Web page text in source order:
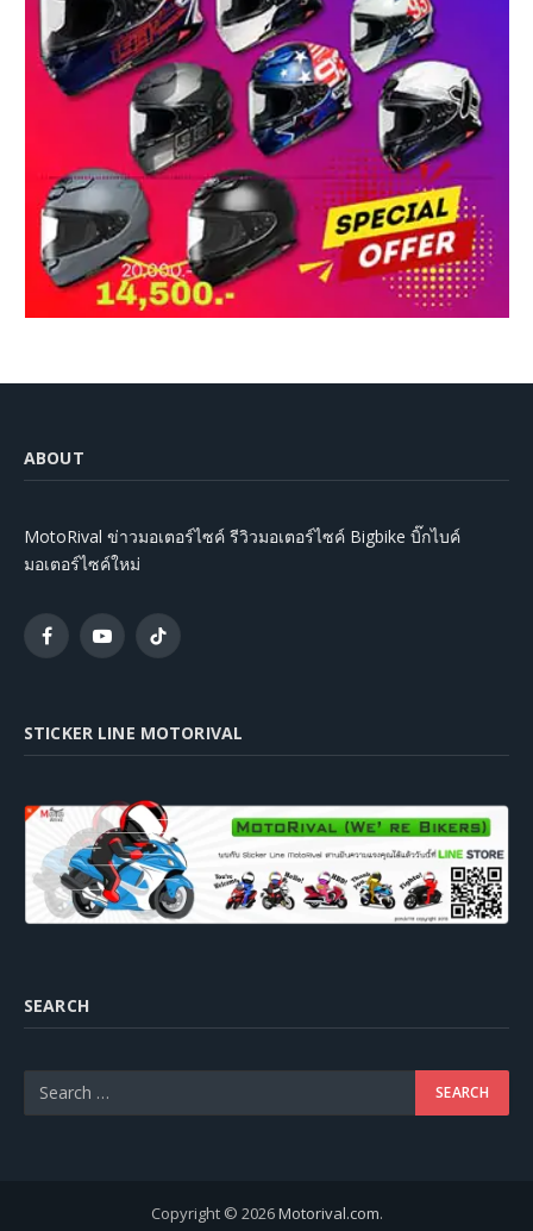
ABOUT
MotoRival ข่าวมอเตอร์ไซค์ รีวิวมอเตอร์ไซค์ Bigbike บิ๊กไบค์
มอเตอร์ไซค์ใหม่
FacebookYouTubeTikTok
STICKER LINE MOTORIVAL
SEARCH
Copyright © 2026Motorival.com.